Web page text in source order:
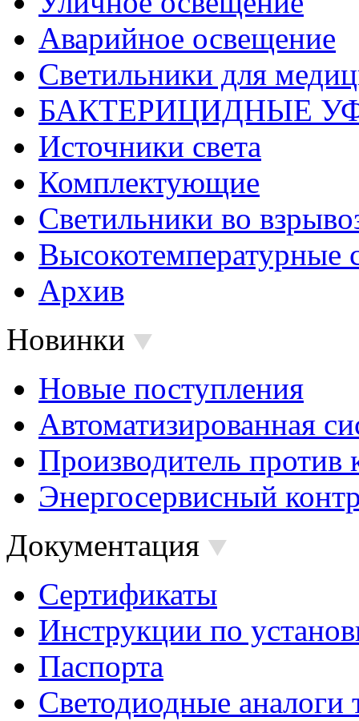
Аварийное освещение
Светильники для
БАКТЕРИЦИДНЫЕ
Источники света
Комплектующие
Светильники во
Высокотемпературные
Архив
Новинки
Новые поступления
Автоматизированная
Производитель против
Энергосервисный
Документация
Сертификаты
Инструкции по
Паспорта
Светодиодные аналоги